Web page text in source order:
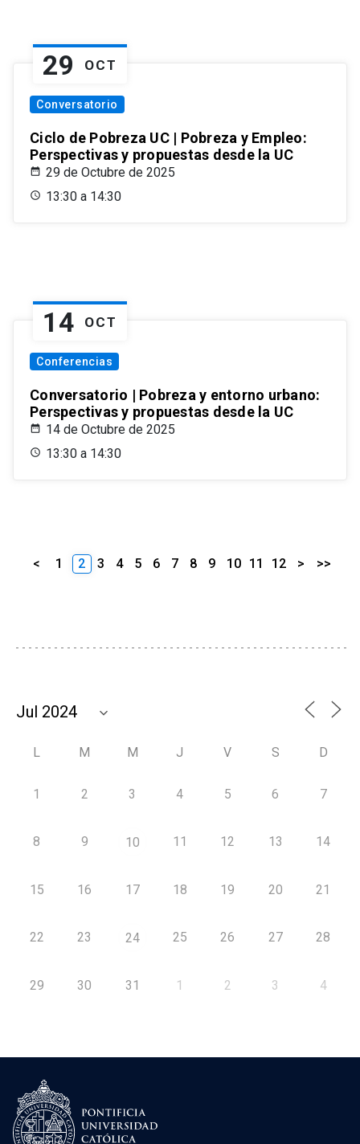
29 OCT
Conversatorio
Ciclo de Pobreza UC | Pobreza y Empleo:
Perspectivas y propuestas desde la UC
29 de Octubre de 2025
13:30 a 14:30
14 OCT
Conferencias
Conversatorio | Pobreza y entorno urbano:
Perspectivas y propuestas desde la UC
14 de Octubre de 2025
13:30 a 14:30
< 1 2 3 4 5 6 7 8 9 10 11 12 > >>
L M M J V S D
1 2 3 4 5 6 7
8 9 10 11 12 13 14
15 16 17 18 19 20 21
22 23 24 25 26 27 28
29 30 31 1 2 3 4